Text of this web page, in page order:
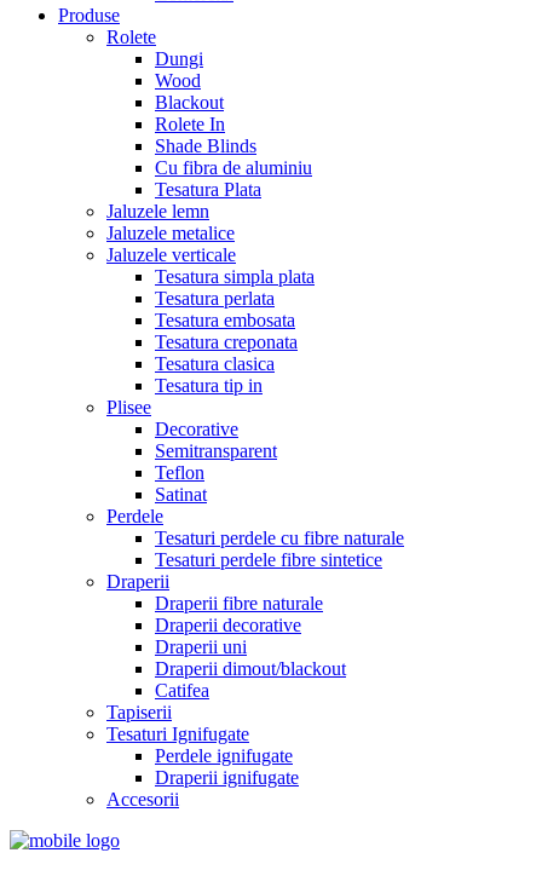
Produse
Rolete
Dungi
Wood
Blackout
Rolete In
Shade Blinds
Cu fibra de aluminiu
Tesatura Plata
Jaluzele lemn
Jaluzele metalice
Jaluzele verticale
Tesatura simpla plata
Tesatura perlata
Tesatura embosata
Tesatura creponata
Tesatura clasica
Tesatura tip in
Plisee
Decorative
Semitransparent
Teflon
Satinat
Perdele
Tesaturi perdele cu fibre naturale
Tesaturi perdele fibre sintetice
Draperii
Draperii fibre naturale
Draperii decorative
Draperii uni
Draperii dimout/blackout
Catifea
Tapiserii
Tesaturi Ignifugate
Perdele ignifugate
Draperii ignifugate
Accesorii